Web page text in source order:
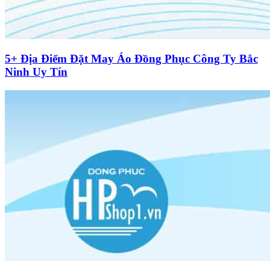
5+ Địa Điểm Đặt May Áo Đồng Phục Công Ty Bắc
Ninh Uy Tín